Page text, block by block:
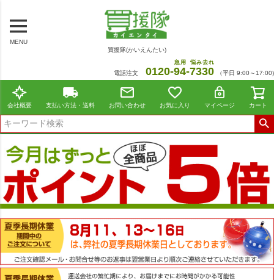
MENU
買援隊(かいえんたい)
電話注文 0120-94
急用
-7330
悩み去れ
（平日 9:00～17:00)
会社概要 支払い方法・送料 お問い合わせ お気に入り マイページ カート